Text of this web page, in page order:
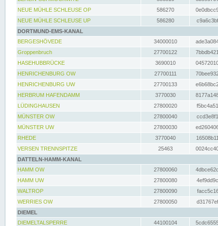
NEUE MÜHLE SCHLEUSE OP
586270
NEUE MÜHLE SCHLEUSE UP
586280
DORTMUND-EMS-KANAL
BERGESHÖVEDE
34000010
Groppenbruch
27700122
HASEHUBBRÜCKE
3690010
HENRICHENBURG OW
27700111
HENRICHENBURG UW
27700133
HERBRUM HAFENDAMM
3770030
LÜDINGHAUSEN
27800020
MÜNSTER OW
27800040
MÜNSTER UW
27800030
RHEDE
3770040
VERSEN TRENNSPITZE
25463
DATTELN-HAMM-KANAL
HAMM OW
27800060
HAMM UW
27800080
WALTROP
27800090
WERRIES OW
27800050
DIEMEL
DIEMELTALSPERRE
44100104